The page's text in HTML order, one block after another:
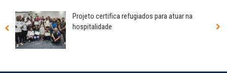
Projeto certifica refugiados para atuar na
hospitalidade